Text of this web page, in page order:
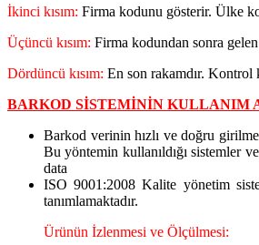
İkinci kısım: Firma kodunu gösterir. Ülke
Üçüncü kısım: Firma kodundan sonra
Dördüncü kısım: En son rakamdır. Kontrol
BARKOD SİSTEMİNİN KULLANIM
Barkod verinin hızlı ve doğru
Bu yöntemin kullanıldığı sistemler
data
ISO 9001:2008 Kalite yönetim
tanımlamaktadır.
Ürünün İzlenmesi ve Ölçülmesi: